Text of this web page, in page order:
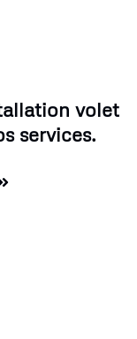
volet
services.